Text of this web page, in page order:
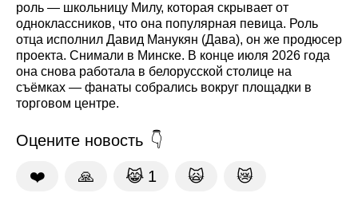
роль — школьницу Милу, которая скрывает от
одноклассников, что она популярная певица. Роль
отца исполнил Давид Манукян (Дава), он же продюсер
проекта. Снимали в Минске. В конце июля 2026 года
она снова работала в белорусской столице на
съёмках — фанаты собрались вокруг площадки в
торговом центре.
Оцените новость
❤️ 🙏 😹 1 🙀 😿